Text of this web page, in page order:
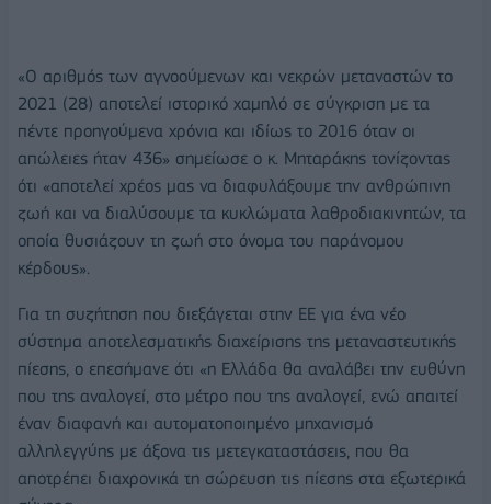
«Ο αριθμός των αγνοούμενων και νεκρών μεταναστών το
2021 (28) αποτελεί ιστορικό χαμηλό σε σύγκριση με τα
πέντε προηγούμενα χρόνια και ιδίως το 2016 όταν οι
απώλειες ήταν 436» σημείωσε ο κ. Μηταράκης τονίζοντας
ότι «αποτελεί χρέος μας να διαφυλάξουμε την ανθρώπινη
ζωή και να διαλύσουμε τα κυκλώματα λαθροδιακινητών, τα
οποία θυσιάζουν τη ζωή στο όνομα του παράνομου
κέρδους».
Για τη συζήτηση που διεξάγεται στην ΕΕ για ένα νέο
σύστημα αποτελεσματικής διαχείρισης της μεταναστευτικής
πίεσης, ο επεσήμανε ότι «η Ελλάδα θα αναλάβει την ευθύνη
που της αναλογεί, στο μέτρο που της αναλογεί, ενώ απαιτεί
έναν διαφανή και αυτοματοποιημένο μηχανισμό
αλληλεγγύης με άξονα τις μετεγκαταστάσεις, που θα
αποτρέπει διαχρονικά τη σώρευση τις πίεσης στα εξωτερικά